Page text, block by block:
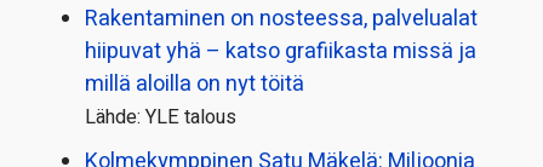
Rakentaminen on nosteessa, palvelualat
hiipuvat yhä – katso grafiikasta missä ja
millä aloilla on nyt töitä
Lähde: YLE talous